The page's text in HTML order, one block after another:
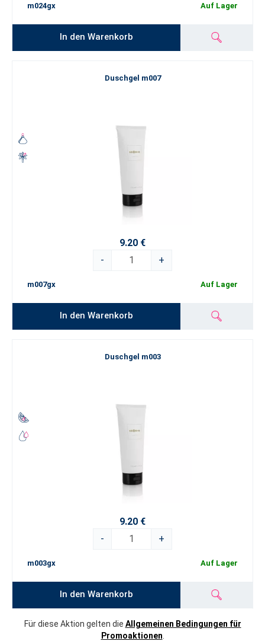
m024gx Auf Lager
In den Warenkorb
Duschgel m007
9.20 €
-
+
m007gx Auf Lager
In den Warenkorb
Duschgel m003
9.20 €
-
+
m003gx Auf Lager
In den Warenkorb
Für diese Aktion gelten die Allgemeinen Bedingungen für
Promoaktionen